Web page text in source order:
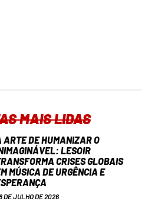
MAIS LIDAS
ARTE DE HUMANIZAR O
LESOIR
CRISES GLOBAIS
MÚSICA DE URGÊNCIA E
DE JULHO DE 2026